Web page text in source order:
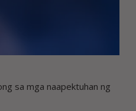
sa mga naapektuhan ng